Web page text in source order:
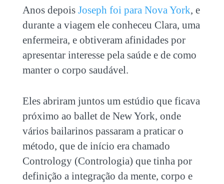
Anos depois Joseph foi para Nova York, e
durante a viagem ele conheceu Clara, uma
enfermeira, e obtiveram afinidades por
apresentar interesse pela saúde e de como
manter o corpo saudável.
Eles abriram juntos um estúdio que ficava
próximo ao ballet de New York, onde
vários bailarinos passaram a praticar o
método, que de início era chamado
Contrology (Contrologia) que tinha por
definição a integração da mente, corpo e